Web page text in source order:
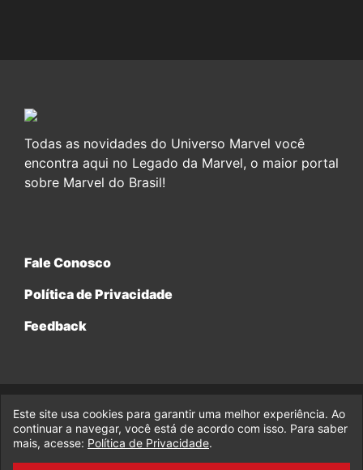
Todas as novidades do Universo Marvel você
encontra aqui no Legado da Marvel, o maior portal
sobre Marvel do Brasil!
Fale Conosco
Política de Privacidade
Feedback
© 2017-2026 Legado da Marvel, uma empresa da Legado
Enterprises.
fabiolobo
Este site usa cookies para garantir uma melhor experiência. Ao
continuar a navegar, você está de acordo com isso. Para saber
mais, acesse: Política de Privacidade.